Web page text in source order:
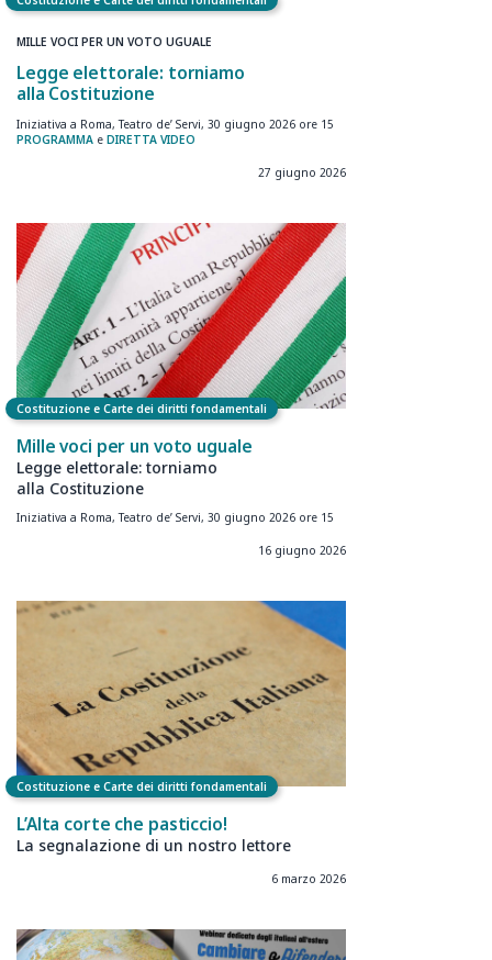
MILLE VOCI PER UN VOTO UGUALE
Legge elettorale: torniamo
alla Costituzione
Iniziativa a Roma, Teatro de’ Servi, 30 giugno 2026 ore 15
PROGRAMMA e DIRETTA VIDEO
27 giugno 2026
Costituzione e Carte dei diritti fondamentali
Mille voci per un voto uguale
Legge elettorale: torniamo
alla Costituzione
Iniziativa a Roma, Teatro de’ Servi, 30 giugno 2026 ore 15
16 giugno 2026
Costituzione e Carte dei diritti fondamentali
L’Alta corte che pasticcio!
La segnalazione di un nostro lettore
6 marzo 2026